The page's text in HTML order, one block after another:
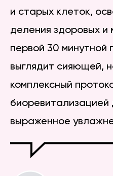
и старых клеток,
деления здоровых
первой 30 минутной
выглядит сияющей,
комплексный
выраженное